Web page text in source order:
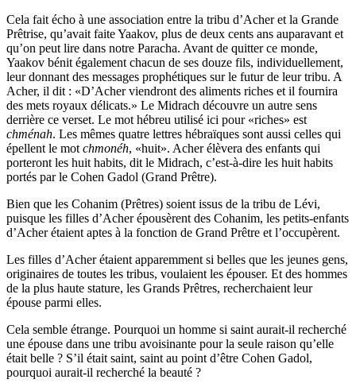
Cela fait écho à une association entre la tribu d’Acher et la Grande
Prêtrise, qu’avait faite Yaakov, plus de deux cents ans auparavant et
qu’on peut lire dans notre Paracha. Avant de quitter ce monde,
Yaakov bénit également chacun de ses douze fils, individuellement,
leur donnant des messages prophétiques sur le futur de leur tribu. A
Acher, il dit : «D’Acher viendront des aliments riches et il fournira
des mets royaux délicats.» Le Midrach découvre un autre sens
derrière ce verset. Le mot hébreu utilisé ici pour «riches» est
chménah. Les mêmes quatre lettres hébraïques sont aussi celles qui
épellent le mot chmonéh, «huit». Acher élèvera des enfants qui
porteront les huit habits, dit le Midrach, c’est-à-dire les huit habits
portés par le Cohen Gadol (Grand Prêtre).
Bien que les Cohanim (Prêtres) soient issus de la tribu de Lévi,
puisque les filles d’Acher épousèrent des Cohanim, les petits-enfants
d’Acher étaient aptes à la fonction de Grand Prêtre et l’occupèrent.
Les filles d’Acher étaient apparemment si belles que les jeunes gens,
originaires de toutes les tribus, voulaient les épouser. Et des hommes
de la plus haute stature, les Grands Prêtres, recherchaient leur
épouse parmi elles.
Cela semble étrange. Pourquoi un homme si saint aurait-il recherché
une épouse dans une tribu avoisinante pour la seule raison qu’elle
était belle ? S’il était saint, saint au point d’être Cohen Gadol,
pourquoi aurait-il recherché la beauté ?